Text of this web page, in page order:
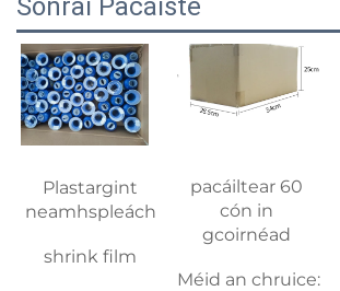
Sonraí Pacáiste
Plastargint
neamhspleách
shrink film
pacáiltear 60
cón in
gcoirnéad
Méid an chruice: